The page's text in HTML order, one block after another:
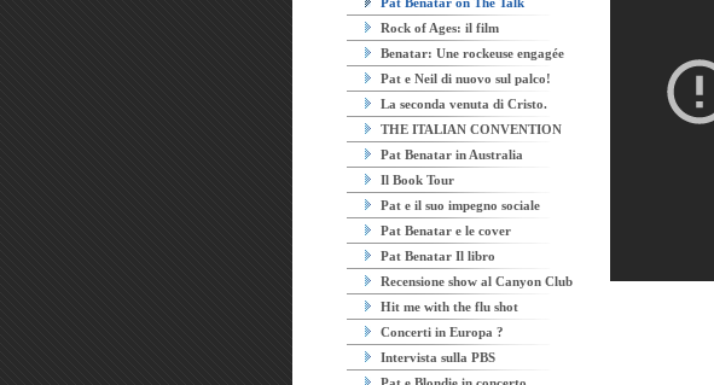
Rock of Ages: il film
Benatar: Une rockeuse engagée
Pat e Neil di nuovo sul palco!
La seconda venuta di Cristo.
THE ITALIAN CONVENTION
Pat Benatar in Australia
Il Book Tour
Pat e il suo impegno sociale
Pat Benatar e le cover
Pat Benatar Il libro
Recensione show al Canyon Club
Hit me with the flu shot
Concerti in Europa ?
Intervista sulla PBS